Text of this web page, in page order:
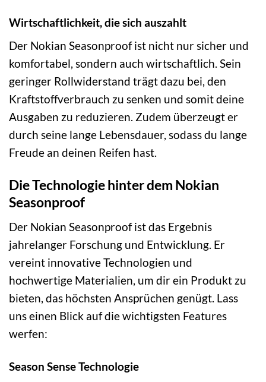
Wirtschaftlichkeit, die sich auszahlt
Der Nokian Seasonproof ist nicht nur sicher und
komfortabel, sondern auch wirtschaftlich. Sein
geringer Rollwiderstand trägt dazu bei, den
Kraftstoffverbrauch zu senken und somit deine
Ausgaben zu reduzieren. Zudem überzeugt er
durch seine lange Lebensdauer, sodass du lange
Freude an deinen Reifen hast.
Die Technologie hinter dem Nokian
Seasonproof
Der Nokian Seasonproof ist das Ergebnis
jahrelanger Forschung und Entwicklung. Er
vereint innovative Technologien und
hochwertige Materialien, um dir ein Produkt zu
bieten, das höchsten Ansprüchen genügt. Lass
uns einen Blick auf die wichtigsten Features
werfen:
Season Sense Technologie